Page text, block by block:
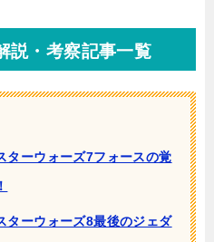
説・考察記事一覧
ターウォーズ7フォースの覚
ターウォーズ8最後のジェダ